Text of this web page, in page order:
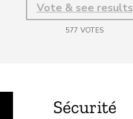
Vote & see results
577 VOTES
Sécurité